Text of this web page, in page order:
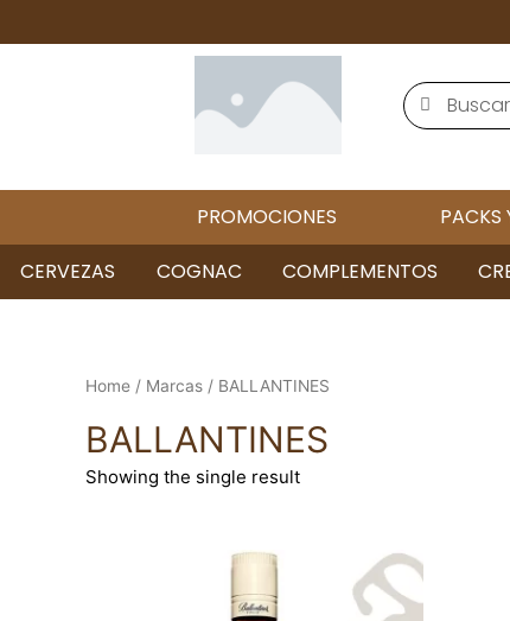
PROMOCIONES PACKS
CERVEZAS
COGNAC COMPLEMENTOS
Home / Marcas / BALLANTINES
BALLANTINES
Showing the single result